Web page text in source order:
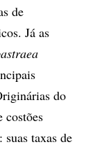
de
Já as
do
costões
taxas de